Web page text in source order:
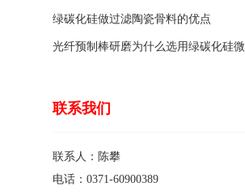
涂料的优点
绿碳化硅做过滤陶瓷骨料的优点
光纤预制棒研磨为什么选用绿碳化硅微
联系我们
联系人：陈攀
电话：0371-60900389